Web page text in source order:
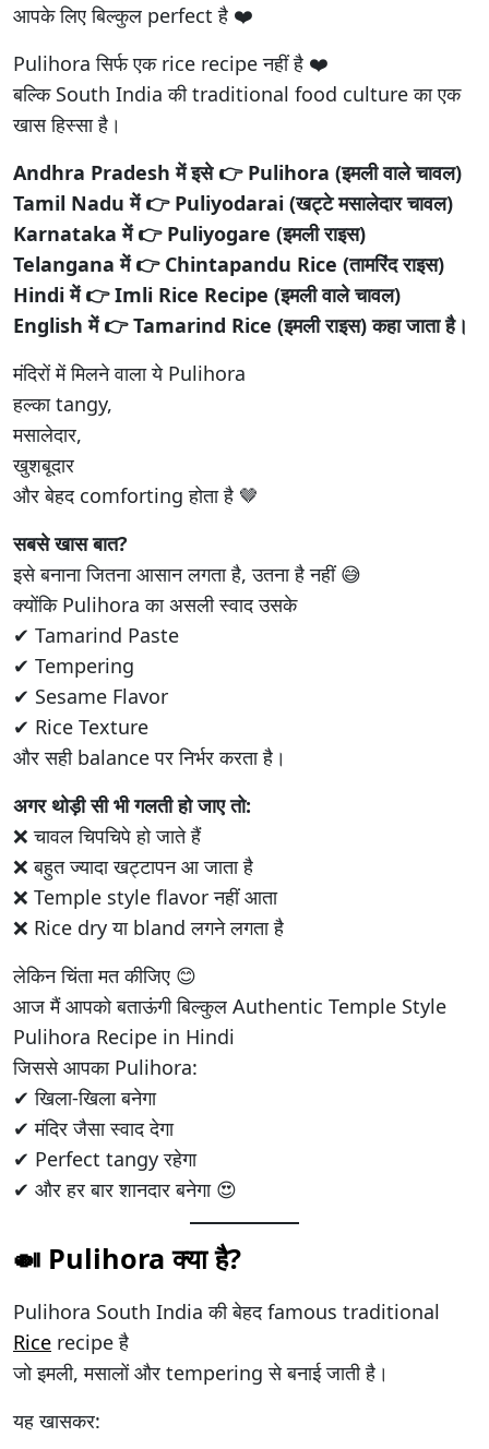
आपके लिए बिल्कुल perfect है ❤️
Pulihora सिर्फ एक rice recipe नहीं है ❤️
बल्कि South India की traditional food culture का एक
खास हिस्सा है।
Andhra Pradesh में इसे 👉 Pulihora (इमली वाले चावल)
Tamil Nadu में 👉 Puliyodarai (खट्टे मसालेदार चावल)
Karnataka में 👉 Puliyogare (इमली राइस)
Telangana में 👉 Chintapandu Rice (तामरिंद राइस)
Hindi में 👉 Imli Rice Recipe (इमली वाले चावल)
English में 👉 Tamarind Rice (इमली राइस) कहा जाता है।
मंदिरों में मिलने वाला ये Pulihora
हल्का tangy,
मसालेदार,
खुशबूदार
और बेहद comforting होता है 🤎
सबसे खास बात?
इसे बनाना जितना आसान लगता है, उतना है नहीं 😅
क्योंकि Pulihora का असली स्वाद उसके
✔ Tamarind Paste
✔ Tempering
✔ Sesame Flavor
✔ Rice Texture
और सही balance पर निर्भर करता है।
अगर थोड़ी सी भी गलती हो जाए तो:
❌ चावल चिपचिपे हो जाते हैं
❌ बहुत ज्यादा खट्टापन आ जाता है
❌ Temple style flavor नहीं आता
❌ Rice dry या bland लगने लगता है
लेकिन चिंता मत कीजिए 😊
आज मैं आपको बताऊंगी बिल्कुल Authentic Temple Style
Pulihora Recipe in Hindi
जिससे आपका Pulihora:
✔ खिला-खिला बनेगा
✔ मंदिर जैसा स्वाद देगा
✔ Perfect tangy रहेगा
✔ और हर बार शानदार बनेगा 😍
🍛 Pulihora क्या है?
Pulihora South India की बेहद famous traditional
Rice recipe है
जो इमली, मसालों और tempering से बनाई जाती है।
यह खासकर: